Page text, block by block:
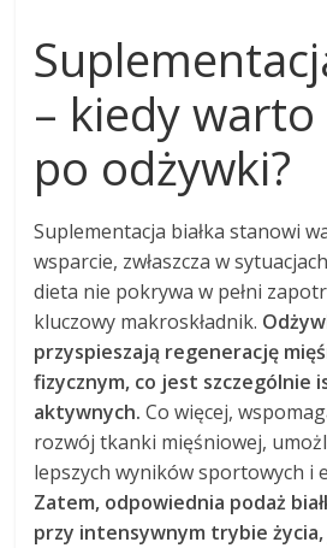
– kiedy warto
po odżywki?
Suplementacja białka stanowi
wsparcie, zwłaszcza w
dieta nie pokrywa w pełni
kluczowy makroskładnik.
przyspieszają regenerację
fizycznym, co jest szczególnie
aktywnych. Co więcej,
rozwój tkanki mięśniowej,
lepszych wyników sportowych i
Zatem, odpowiednia podaż
przy intensywnym trybie